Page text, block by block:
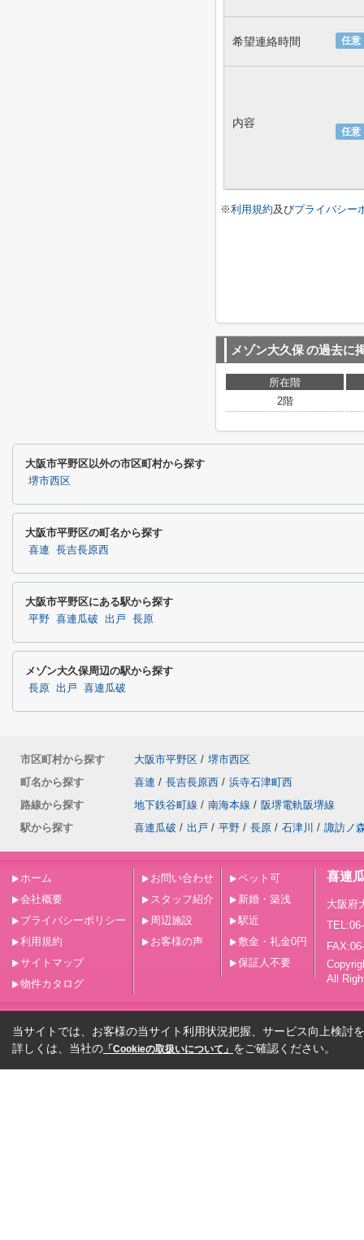
任意
希望連絡時間
任意
内容
※利用規約及びプライバシー
メゾン大久保の過去に
所在階
2階
大阪市平野区以外の市区町村から探す
堺市西区
大阪市平野区の町名から探す
喜連 長吉長原西
大阪市平野区にある駅から探す
平野 喜連瓜破 出戸 長原
メゾン大久保周辺の駅から探す
長原 出戸 喜連瓜破
市区町村から探す 大阪市平野区 / 堺市西区
町名から探す
喜連 / 長吉長原西 / 浜寺石津町西
路線から探す
地下鉄谷町線 / 南海本線 / 阪堺電軌阪堺線
駅から探す
喜連瓜破 / 出戸 / 平野 / 長原 / 石津川 / 諏訪ノ
ホーム
会社概要
プライバシーポリシー
利用規約
サイトマップ
物件カタログ
お問い合わせ
スタッフ紹介
周辺施設
お客様の声
ペット可
新婚・築浅
駅近
敷金・礼金0円
保証人不要
喜連
大阪府
All
当サイトでは、お客様の当サイト利用状況把握、サービス向上検討
詳しくは、当社の 「Cookieの取扱いについて」 をご確認ください。